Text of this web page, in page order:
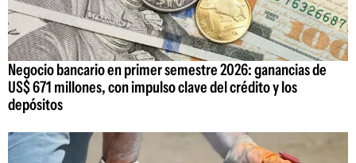
Negocio bancario en primer semestre 2026: ganancias de
US$ 671 millones, con impulso clave del crédito y los
depósitos